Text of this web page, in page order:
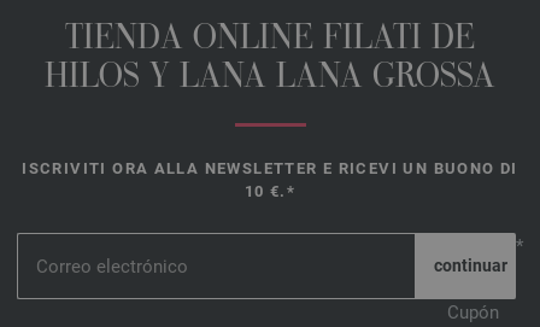
TIENDA ONLINE FILATI DE
HILOS Y LANA LANA GROSSA
ISCRIVITI ORA ALLA NEWSLETTER E RICEVI UN BUONO DI
10 €.*
*
Cupón